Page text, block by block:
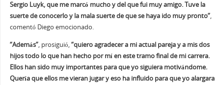
Sergio Luyk, que me marcó mucho y del que fui muy amigo. Tuve la
suerte de conocerlo y la mala suerte de que se haya ido muy pronto”,
comentó Diego emocionado.
“Además”, prosiguió,“quiero agradecer a mi actual pareja y a mis dos
hijos todo lo que han hecho por mí en este tramo final de mi carrera.
Ellos han sido muy importantes para que yo siguiera motivándome.
Quería que ellos me vieran jugar y eso ha influido para que yo alargara